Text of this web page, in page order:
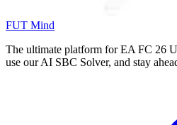
FUT Mind
The ultimate platform for EA FC 26
use our AI SBC Solver, and stay